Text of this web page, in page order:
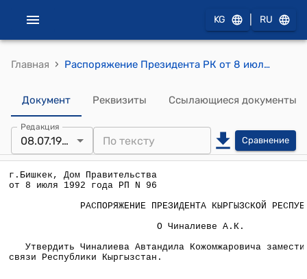
KG RU
Главная › Распоряжение Президента РК от 8 июля 1992 года №РП-96
Документ Реквизиты Ссылающиеся документы
Редакция
08.07.1992 Сравнение